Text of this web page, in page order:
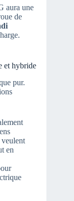
aura une
de
et hybride
pur.
en